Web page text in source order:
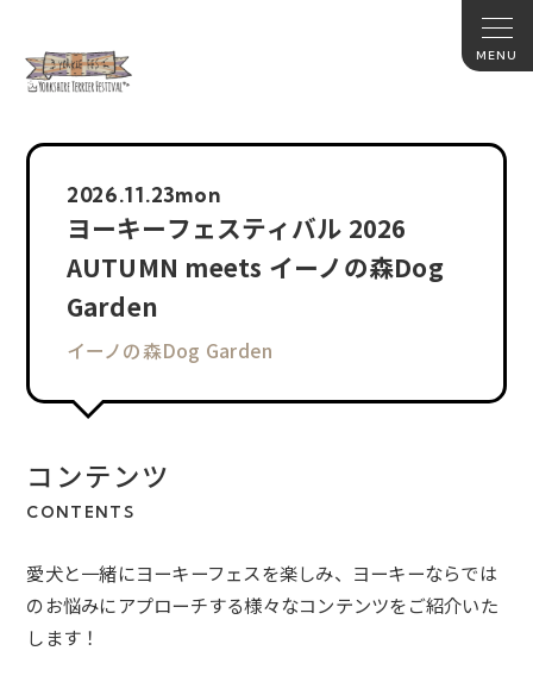
2026.11.23mon
ヨーキーフェスティバル 2026
AUTUMN meets イーノの森Dog
Garden
イーノの森Dog Garden
コンテンツ
CONTENTS
愛犬と一緒にヨーキーフェスを楽しみ、ヨーキーならでは
のお悩みにアプローチする様々なコンテンツをご紹介いた
します！